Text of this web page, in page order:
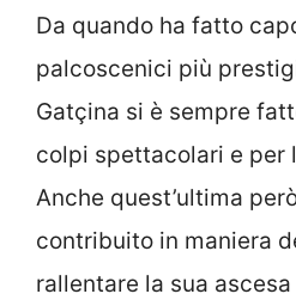
Da quando ha fatto
palcoscenici più
Gatçina si è sempre
colpi spettacolari e per
Anche quest’ultima
contribuito in maniera
rallentare la sua